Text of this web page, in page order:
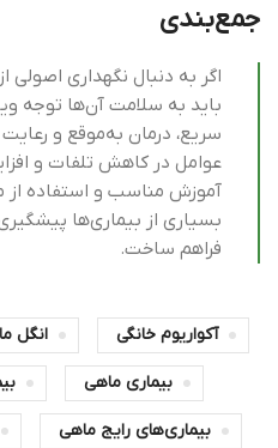
جمع‌بندی
اگر به دنبال نگهداری
باید به سلامت آن‌ها توجه
سریع، درمان به‌موقع و
عوامل در کاهش تلفات و
آموزش مناسب و استفاده از
بسیاری از بیماری‌ها
فراهم ساخت.
آکواریوم خانگی انگل
بیماری ماهی
بیماری‌های رایج ماهی